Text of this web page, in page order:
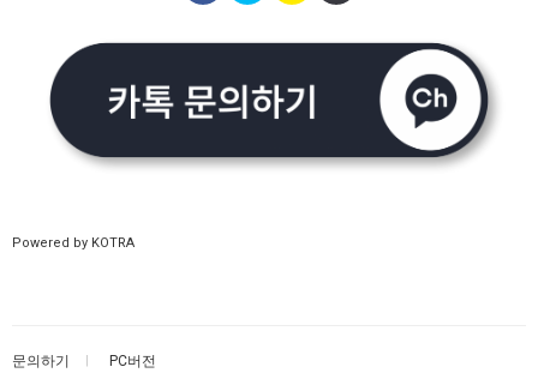
Powered by KOTRA
문의하기 PC버전